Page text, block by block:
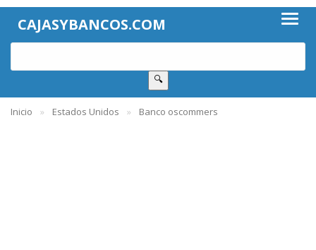
CAJASYBANCOS.COM
🔍
Inicio Estados Unidos Banco oscommers